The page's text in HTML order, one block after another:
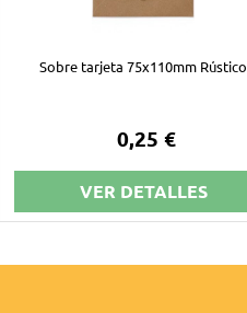
Sobre tarjeta 75x110mm Rústico
0,25 €
VER DETALLES